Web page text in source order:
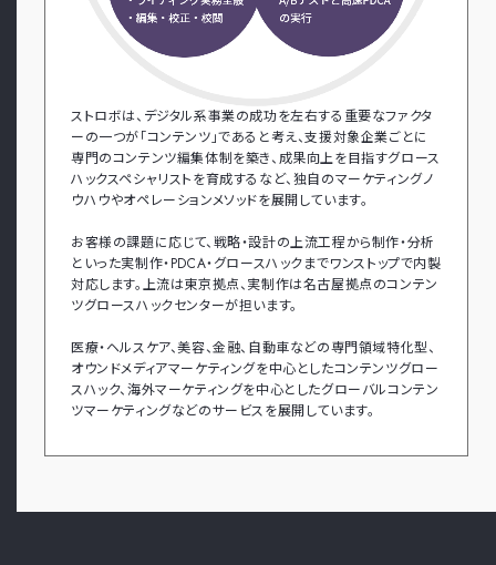
ストロボは、デジタル系事業の成功を左右する重要なファクタ
ーの一つが「コンテンツ」であると考え、支援対象企業ごとに
専門のコンテンツ編集体制を築き、成果向上を目指すグロース
ハックスペシャリストを育成するなど、独自のマーケティングノ
ウハウやオペレーションメソッドを展開しています。
お客様の課題に応じて、戦略・設計の上流工程から制作・分析
といった実制作・PDCA・グロースハックまでワンストップで内製
対応します。上流は東京拠点、実制作は名古屋拠点のコンテン
ツグロースハックセンターが担います。
医療・ヘルスケア、美容、金融、自動車などの専門領域特化型、
オウンドメディアマーケティングを中心としたコンテンツグロー
スハック、海外マーケティングを中心としたグローバルコンテン
ツマーケティングなどのサービスを展開しています。